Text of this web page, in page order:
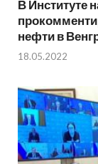
В Институте
нефти в
18.05.2022